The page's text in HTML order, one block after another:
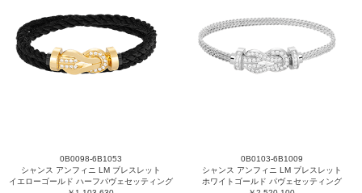
0B0098-6B1053
シャンス アンフィニ LM ブレスレット
イエローゴールド ハーフパヴェセッティング
0B0103-6B1009
シャンス アンフィニ LM ブレスレット
ホワイトゴールド パヴェセッティング